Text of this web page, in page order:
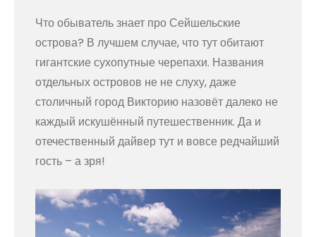
Что обыватель знает про Сейшельские
острова? В лучшем случае, что тут обитают
гигантские сухопутные черепахи. Названия
отдельных островов не не слуху, даже
столичный город Викторию назовёт далеко не
каждый искушённый путешественник. Да и
отечественный дайвер тут и вовсе редчайший
гость – а зря!